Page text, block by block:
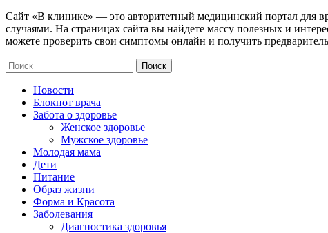
Сайт «В клинике» — это авторитетный медицинский портал для
случаями. На страницах сайта вы найдете массу полезных и
можете проверить свои симптомы онлайн и получить
Новости
Блокнот врача
Забота о здоровье
Женское здоровье
Мужское здоровье
Молодая мама
Дети
Питание
Образ жизни
Форма и Красота
Заболевания
Диагностика здоровья